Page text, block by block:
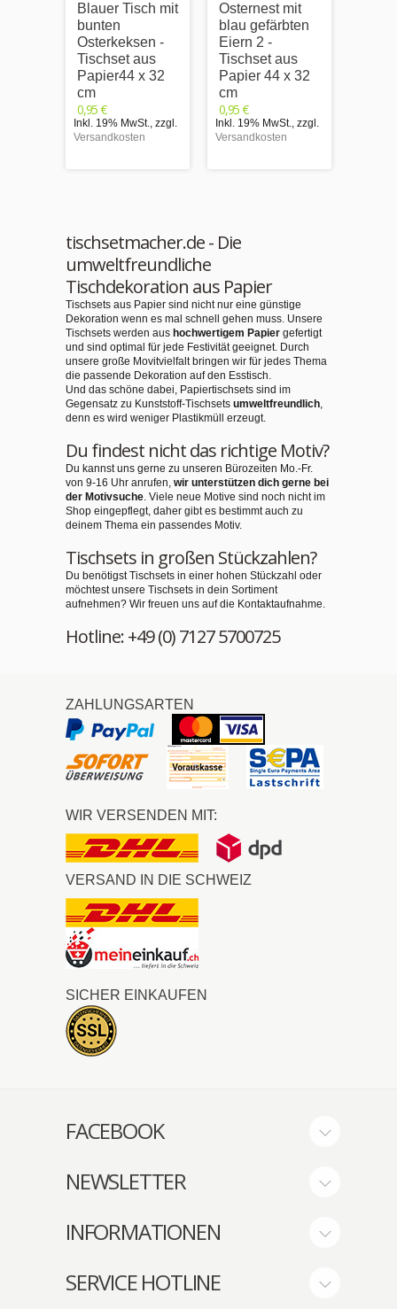
Blauer Tisch mit
bunten
Osterkeksen -
Tischset aus
Papier44 x 32
cm
0,95 €
Inkl. 19% MwSt., zzgl.
Versandkosten
Osternest mit
blau gefärbten
Eiern 2 -
Tischset aus
Papier 44 x 32
cm
0,95 €
Inkl. 19% MwSt., zzgl.
Versandkosten
tischsetmacher.de - Die
umweltfreundliche
Tischdekoration aus Papier
Tischsets aus Papier sind nicht nur eine günstige
Dekoration wenn es mal schnell gehen muss. Unsere
Tischsets werden aus hochwertigem Papier gefertigt
und sind optimal für jede Festivität geeignet. Durch
unsere große Movitvielfalt bringen wir für jedes Thema
die passende Dekoration auf den Esstisch.
Und das schöne dabei, Papiertischsets sind im
Gegensatz zu Kunststoff-Tischsets umweltfreundlich,
denn es wird weniger Plastikmüll erzeugt.
Du findest nicht das richtige Motiv?
Du kannst uns gerne zu unseren Bürozeiten Mo.-Fr.
von 9-16 Uhr anrufen, wir unterstützen dich gerne bei
der Motivsuche. Viele neue Motive sind noch nicht im
Shop eingepflegt, daher gibt es bestimmt auch zu
deinem Thema ein passendes Motiv.
Tischsets in großen Stückzahlen?
Du benötigst Tischsets in einer hohen Stückzahl oder
möchtest unsere Tischsets in dein Sortiment
aufnehmen? Wir freuen uns auf die Kontaktaufnahme.
Hotline: +49 (0) 7127 5700725
ZAHLUNGSARTEN
WIR VERSENDEN MIT:
VERSAND IN DIE SCHWEIZ
SICHER EINKAUFEN
FACEBOOK
NEWSLETTER
INFORMATIONEN
SERVICE HOTLINE